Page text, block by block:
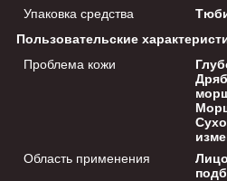
Упаковка средства
Пользовательские
Проблема кожи
Область применения